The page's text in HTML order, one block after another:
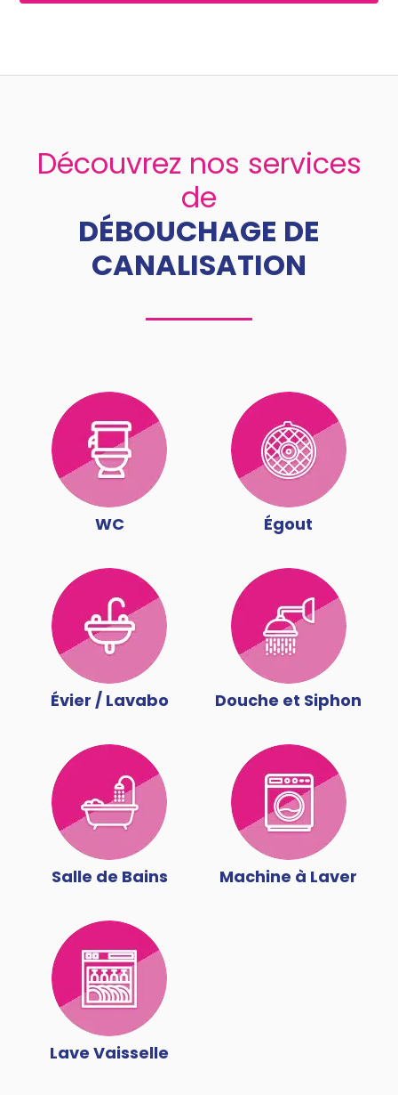
Découvrez nos services
de
DÉBOUCHAGE DE
CANALISATION
WC Égout
Évier / Lavabo Douche et Siphon
Salle de Bains Machine à Laver
Lave Vaisselle